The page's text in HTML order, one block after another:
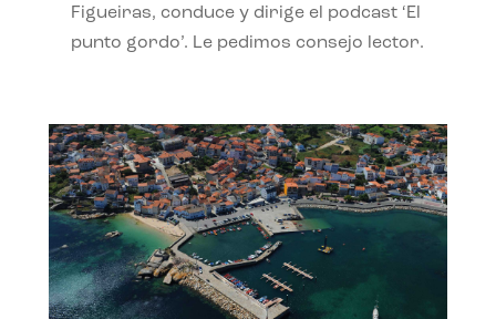
Figueiras, conduce y dirige el podcast ‘El
punto gordo’. Le pedimos consejo lector.